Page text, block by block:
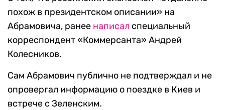
похож в президентском описании» на
Абрамовича, ранее написал специальный
корреспондент «Коммерсанта» Андрей
Колесников.
Сам Абрамович публично не подтверждал и не
опровергал информацию о поездке в Киев и
встрече с Зеленским.